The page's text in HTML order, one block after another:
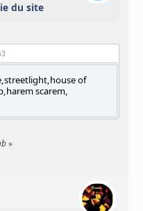
du site
of
scarem,
»